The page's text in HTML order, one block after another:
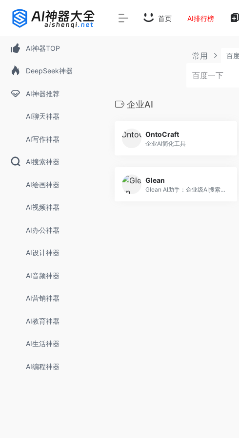
AI神器TOP
DeepSeek神器
AI神器推荐
AI聊天神器
AI写作神器
AI搜索神器
AI绘画神器
AI视频神器
AI办公神器
AI设计神器
AI音频神器
AI营销神器
AI教育神器
AI生活神器
AI编程神器
首页 AI排行榜
常用 百
企业AI
OntoCraft
企业AI简化工具
Glean
Glean AI助手：企业级AI搜索，提升工作效率。